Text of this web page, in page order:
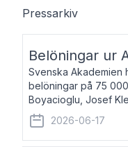
Pressarkiv
Belöningar ur
Svenska Akademien
belöningar på 75
Boyacioglu, Josef
Stenroth och Svante
född 1981, är poet
2026-06-17